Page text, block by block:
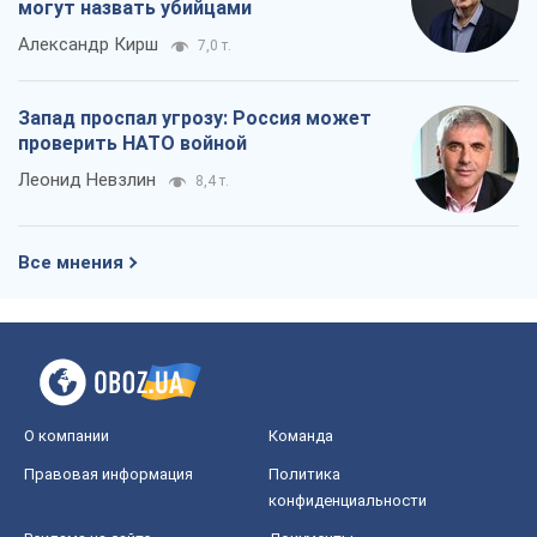
могут назвать убийцами
Александр Кирш 7,0 т.
Запад проспал угрозу: Россия может
проверить НАТО войной
Леонид Невзлин 8,4 т.
Все мнения
О компании Команда
Правовая информация
Политика
конфиденциальности